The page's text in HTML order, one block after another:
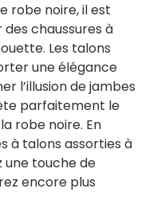
robe noire, il est
chaussures à
Les talons
une élégance
l’illusion de jambes
parfaitement le
robe noire. En
à talons assorties à
une touche de
encore plus